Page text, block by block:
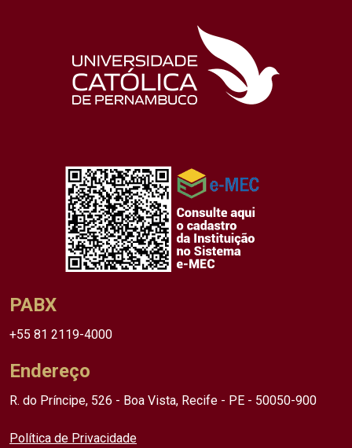
PABX
+55 81 2119-4000
Endereço
R. do Príncipe, 526 - Boa Vista, Recife - PE - 50050-900
Política de Privacidade